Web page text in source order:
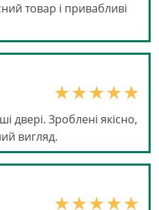
товар і привабливі
двері. Зроблені якісно,
вигляд.